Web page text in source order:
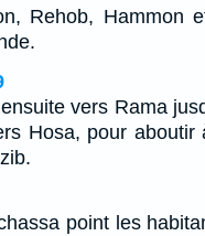
Rehob, Hammon
vers Rama
Hosa, pour aboutir
point les